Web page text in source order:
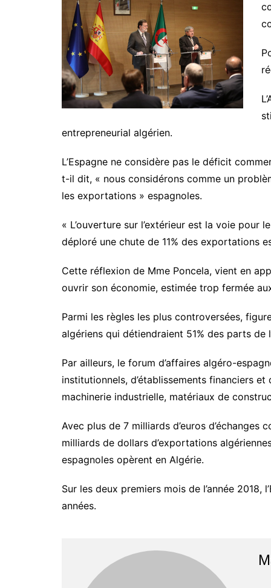
entrepreneurial algérien.
L’Espagne ne considère pas le déficit
t-il dit, « nous considérons comme un
les exportations » espagnoles.
« L’ouverture sur l’extérieur est la voie pour
déploré une chute de 11% des exportations
Cette réflexion de Mme Poncela, vient en
ouvrir son économie, estimée trop fermée
Parmi les règles les plus controversées,
algériens qui détiendraient 51% des parts de
Par ailleurs, le forum d’affaires algéro-
institutionnels, d’établissements financiers
machinerie industrielle, matériaux de
Avec plus de 7 milliards d’euros d’échanges
milliards de dollars d’exportations
espagnoles opèrent en Algérie.
Sur les deux premiers mois de l’année
années.